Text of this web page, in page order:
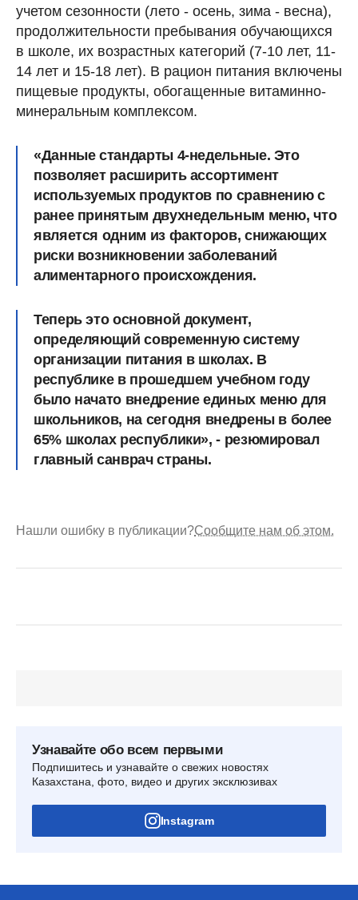
учетом сезонности (лето - осень, зима - весна),
продолжительности пребывания обучающихся
в школе, их возрастных категорий (7-10 лет, 11-
14 лет и 15-18 лет). В рацион питания включены
пищевые продукты, обогащенные витаминно-
минеральным комплексом.
«Данные стандарты 4-недельные. Это
позволяет расширить ассортимент
используемых продуктов по сравнению с
ранее принятым двухнедельным меню, что
является одним из факторов, снижающих
риски возникновении заболеваний
алиментарного происхождения.
Теперь это основной документ,
определяющий современную систему
организации питания в школах. В
республике в прошедшем учебном году
было начато внедрение единых меню для
школьников, на сегодня внедрены в более
65% школах республики», - резюмировал
главный санврач страны.
Нашли ошибку в публикации?Сообщите нам об этом.
Узнавайте обо всем первыми
Подпишитесь и узнавайте о свежих новостях
Казахстана, фото, видео и других эксклюзивах
Instagram